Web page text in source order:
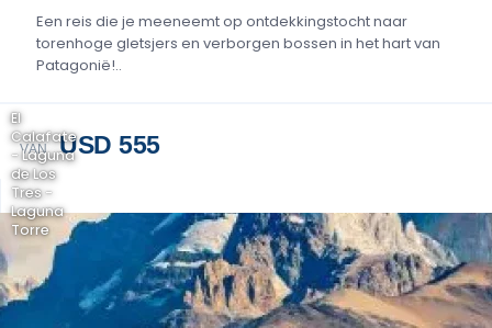
Een reis die je meeneemt op ontdekkingstocht naar
torenhoge gletsjers en verborgen bossen in het hart van
Patagonië!..
VAN USD 555
El
Calafate
- Laguna
de Los
Tres -
Laguna
Torre